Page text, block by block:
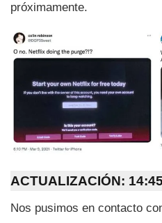
próximamente.
ACTUALIZACIÓN:
Nos pusimos en contacto